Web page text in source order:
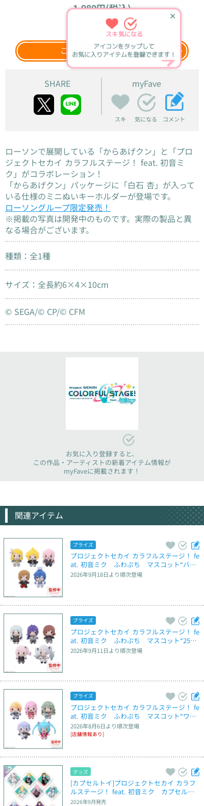
1,980円(税込)
2026年12月上旬 発売
このグッズをウェブ検索
✕
スキ気になる
アイコンをタップして
お気に入りアイテムを登録できます！
SHARE myFave
スキ 気になる コメント
ローソンで展開している「からあげクン」と「プロ
ジェクトセカイ カラフルステージ！ feat. 初音ミ
ク」がコラボレーション！
「からあげクン」パッケージに「白石 杏」が入って
いる仕様のミニぬいキーホルダーが登場です。
ローソングループ限定発売！
※掲載の写真は開発中のものです。実際の製品と異
なる場合がございます。
種類：全1種
サイズ：全長約6×4×10cm
© SEGA/© CP/© CFM
お気に入り登録すると、
この作品・アーティストの新着アイテム情報が
myFaveに掲載されます！
関連アイテム
プライズ
プロジェクトセカイ カラフルステージ！ fe
at. 初音ミク　ふわぷち　マスコット“バー
チャル・シンガー” ～Brand New World～
2026年9月18日より順次登場
プライズ
プロジェクトセカイ カラフルステージ！ fe
at. 初音ミク　ふわぷち　マスコット“25
時、ナイトコードで。” ～Brand New Worl
2026年9月11日より順次登場
プライズ
プロジェクトセカイ カラフルステージ！ fe
at. 初音ミク　ふわぷち　マスコット“ワン
ダーランズ× ショウタイム”～Brand New
World～
2026年8月6日より順次登場
[店舗情報あり]
グッズ
[カプセルトイ]プロジェクトセカイ カラフ
ルステージ！ feat. 初音ミク　カプセルア
クリルマグネット　Vol.3
2026年9月発売